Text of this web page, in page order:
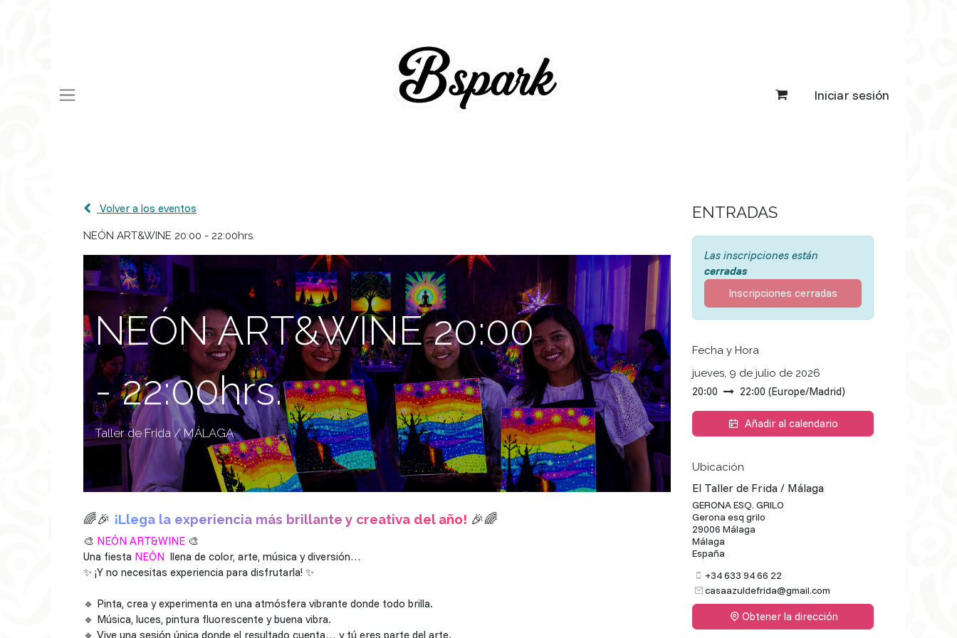
Iniciar sesión
Volver a los eventos
NEÓN ART&WINE 20:00 - 22:00hrs.
NEÓN ART&WINE 20:00
- 22:00hrs.
Taller de Frida / MÁLAGA
🌈🎉 ¡Llega la experiencia más brillante y creativa del año! 🎉🌈
🎨 NEÓN ART&WINE 🎨
Una fiesta NEÓN llena de color, arte, música y diversión…
✨ ¡Y no necesitas experiencia para disfrutarla! ✨
🔹 Pinta, crea y experimenta en una atmósfera vibrante donde todo brilla.
🔹 Música, luces, pintura fluorescente y buena vibra.
🔹 Vive una sesión única donde el resultado cuenta… y tú eres parte del arte.
ENTRADAS
Las inscripciones están
cerradas
Inscripciones cerradas
Fecha y Hora
jueves, 9 de julio de 2026
20:00 22:00 (Europe/Madrid)
Añadir al calendario
Ubicación
El Taller de Frida / Málaga
GERONA ESQ. GRILO
Gerona esq grilo
29006 Málaga
Málaga
España
+34 633 94 66 22
casaazuldefrida@gmail.com
Obtener la dirección